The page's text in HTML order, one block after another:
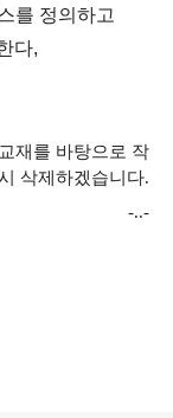
를 정의하고
다,
재를 바탕으로 작
삭제하겠습니다.
-..-